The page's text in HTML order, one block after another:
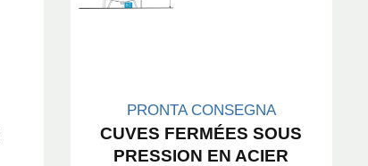
PRONTA CONSEGNA
CUVES FERMÉES SOUS
PRESSION EN ACIER